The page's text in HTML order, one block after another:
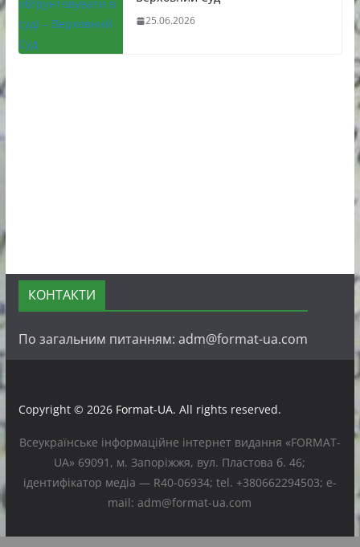
25.06.2026
КОНТАКТИ
По загальним питанням: adm@format-ua.com
Copyright © 2026 Format-UA. All rights reserved.
Всеукраїнське інформаційне інтернет видання «FORMAT-
UA» 69091, м. Запоріжжя, вул. Пластова б. 46;
ідентифікатор медіа — R40-06934; tel. +380662294503; e-
mail: adm@format-ua.com